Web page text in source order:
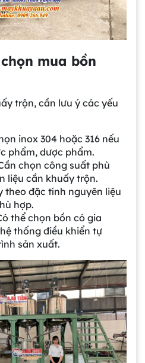
mua bồn
trộn, cần lưu ý các yếu
inox 304 hoặc 316 nếu
phẩm, dược phẩm.
chọn công suất phù
liệu cần khuấy trộn.
theo đặc tính nguyên liệu
hợp.
thể chọn bồn có gia
thống điều khiển tự
sản xuất.